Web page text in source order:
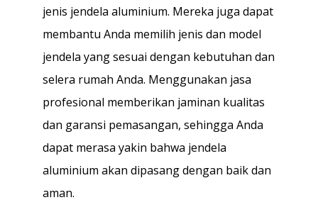
jenis jendela aluminium. Mereka juga dapat
membantu Anda memilih jenis dan model
jendela yang sesuai dengan kebutuhan dan
selera rumah Anda. Menggunakan jasa
profesional memberikan jaminan kualitas
dan garansi pemasangan, sehingga Anda
dapat merasa yakin bahwa jendela
aluminium akan dipasang dengan baik dan
aman.